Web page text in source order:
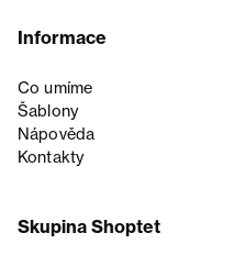
Informace
Co umíme
Šablony
Nápověda
Kontakty
Skupina Shoptet